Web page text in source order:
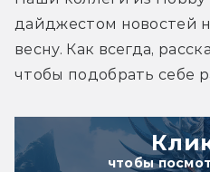
дайджестом новостей
весну. Как всегда,
чтобы подобрать себе
чтобы